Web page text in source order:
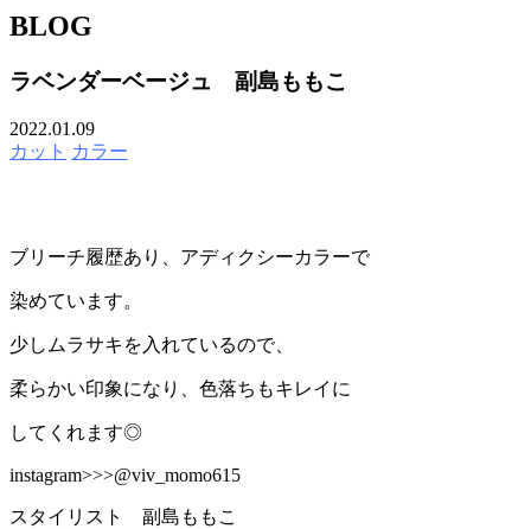
BLOG
ラベンダーベージュ 副島ももこ
2022.01.09
カット カラー
ブリーチ履歴あり、アディクシーカラーで
染めています。
少しムラサキを入れているので、
柔らかい印象になり、色落ちもキレイに
してくれます◎
instagram>>>@viv_momo615
スタイリスト 副島ももこ